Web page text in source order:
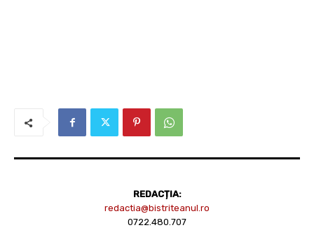
REDACȚIA:
redactia@bistriteanul.ro
0722.480.707